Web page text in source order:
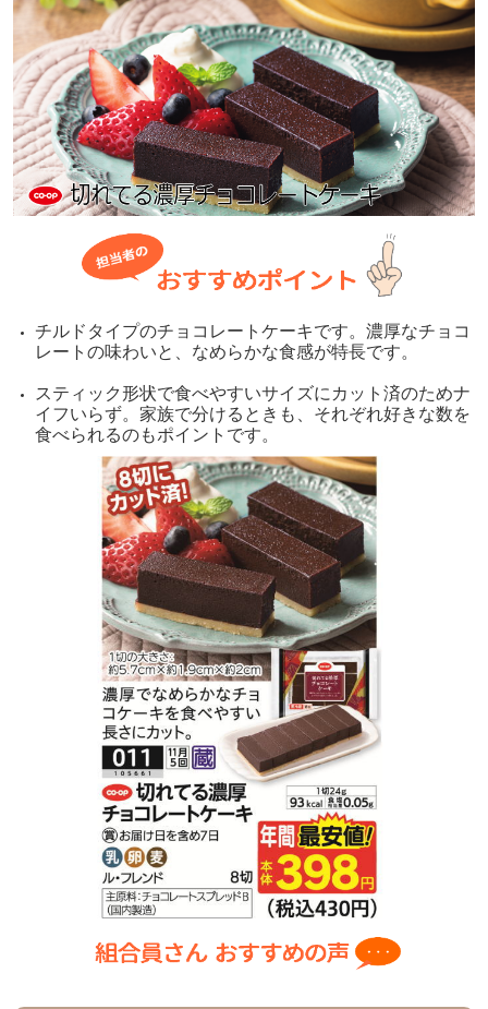
チルドタイプのチョコレートケーキです。濃厚なチョコ
レートの味わいと、なめらかな食感が特長です。
スティック形状で食べやすいサイズにカット済のためナ
イフいらず。家族で分けるときも、それぞれ好きな数を
食べられるのもポイントです。